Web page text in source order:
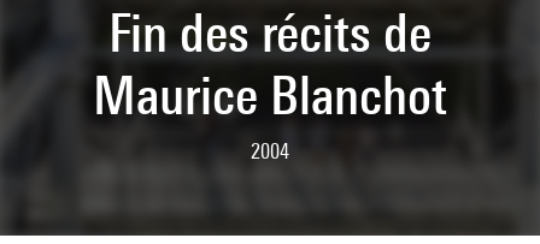
Fin des récits de
Maurice Blanchot
2004